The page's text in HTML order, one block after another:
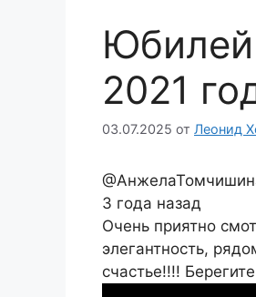
2021
03.07.2025 от Леонид
3 года назад
Очень приятно
элегантность,
счастье!!!!